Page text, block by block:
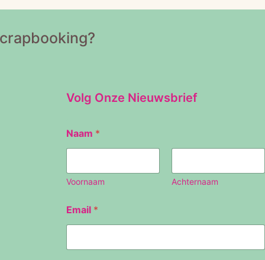
Volg Onze Nieuwsbrief
m
a
l
N
a
m
Naam *
Voornaam Achternaam
Email *